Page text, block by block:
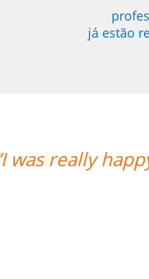
já estão
Aline
her. Thank